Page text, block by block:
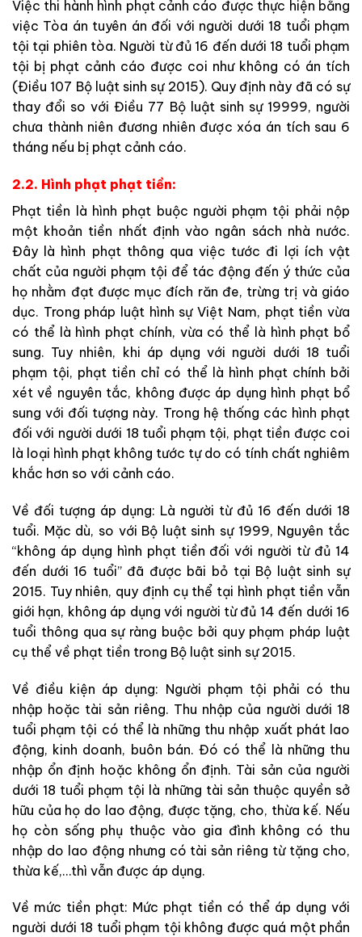
Việc thi hành hình phạt cảnh cáo được thực hiện bằng
việc Tòa án tuyên án đối với người dưới 18 tuổi phạm
tội tại phiên tòa. Người từ đủ 16 đến dưới 18 tuổi phạm
tội bị phạt cảnh cáo được coi như không có án tích
(Điều 107 Bộ luật sinh sự 2015). Quy định này đã có sự
thay đổi so với Điều 77 Bộ luật sinh sự 19999, người
chưa thành niên đương nhiên được xóa án tích sau 6
tháng nếu bị phạt cảnh cáo.
2.2. Hình phạt phạt tiền:
Phạt tiền là hình phạt buộc người phạm tội phải nộp
một khoản tiền nhất định vào ngân sách nhà nước.
Đây là hình phạt thông qua việc tước đi lợi ích vật
chất của người phạm tội để tác động đến ý thức của
họ nhằm đạt được mục đích răn đe, trừng trị và giáo
dục. Trong pháp luật hình sự Việt Nam, phạt tiền vừa
có thể là hình phạt chính, vừa có thể là hình phạt bổ
sung. Tuy nhiên, khi áp dụng với người dưới 18 tuổi
phạm tội, phạt tiền chỉ có thể là hình phạt chính bởi
xét về nguyên tắc, không được áp dụng hình phạt bổ
sung với đối tượng này. Trong hệ thống các hình phạt
đối với người dưới 18 tuổi phạm tội, phạt tiền được coi
là loại hình phạt không tước tự do có tính chất nghiêm
khắc hơn so với cảnh cáo.
Về đối tượng áp dụng: Là người từ đủ 16 đến dưới 18
tuổi. Mặc dù, so với Bộ luật sinh sự 1999, Nguyên tắc
“không áp dụng hình phạt tiền đối với người từ đủ 14
đến dưới 16 tuổi” đã được bãi bỏ tại Bộ luật sinh sự
2015. Tuy nhiên, quy định cụ thể tại hình phạt tiền vẫn
giới hạn, không áp dụng với người từ đủ 14 đến dưới 16
tuổi thông qua sự ràng buộc bởi quy phạm pháp luật
cụ thể về phạt tiền trong Bộ luật sinh sự 2015.
Về điều kiện áp dụng: Người phạm tội phải có thu
nhập hoặc tài sản riêng. Thu nhập của người dưới 18
tuổi phạm tội có thể là những thu nhập xuất phát lao
động, kinh doanh, buôn bán. Đó có thể là những thu
nhập ổn định hoặc không ổn định. Tài sản của người
dưới 18 tuổi phạm tội là những tài sản thuộc quyền sở
hữu của họ do lao động, được tặng, cho, thừa kế. Nếu
họ còn sống phụ thuộc vào gia đình không có thu
nhập do lao động nhưng có tài sản riêng từ tặng cho,
thừa kế,…thì vẫn được áp dụng.
Về mức tiền phạt: Mức phạt tiền có thể áp dụng với
người dưới 18 tuổi phạm tội không được quá một phần